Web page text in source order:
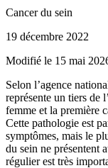
Cancer du sein
19 décembre 2022
Modifié le 15 mai
Selon l’agence
représente un tiers de
femme et la première
Cette pathologie est
symptômes, mais le
du sein ne présentent
régulier est très